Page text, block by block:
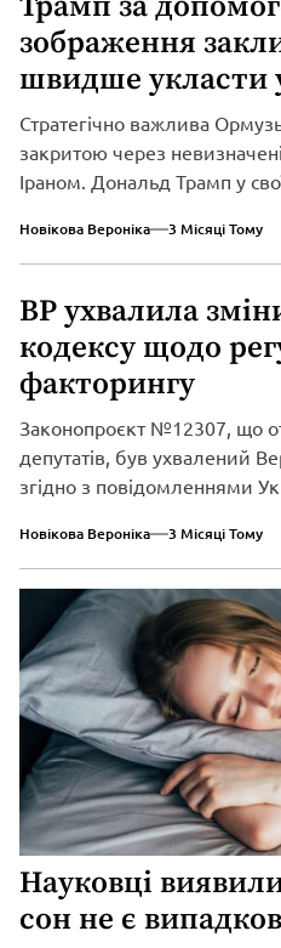
зображення
швидше укласти
Стратегічно важлива
закритою через
Іраном. Дональд Трамп у
Новікова Вероніка 3 Місяці Тому
ВР ухвалила
кодексу щодо
факторингу
Законопроєкт №12307, що
депутатів, був ухвалений
згідно з повідомленнями
Новікова Вероніка 3 Місяці Тому
Науковці
сон не є